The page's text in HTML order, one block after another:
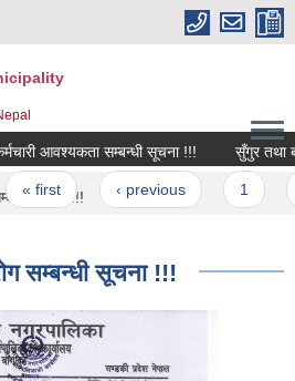
आवश्यकता सम्बन्धी सूचना !!! सुँगुर तथा
first ‹ previous
सूचना !!!
सम्बन्धी सूचना !!!